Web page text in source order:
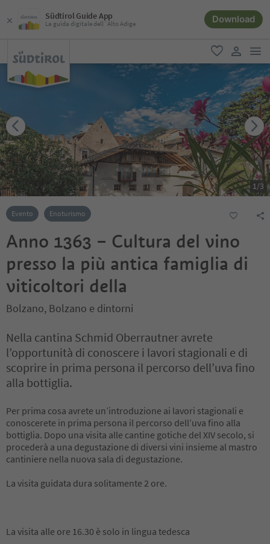
Südtirol Guide App
La guida digitale dell´Alto Adige Download
favoriti
user link
1/3
Evento Enoturismo
Anno 1363 – Cultura del vino
presso la più antica famiglia di
viticoltori della
Bolzano, Bolzano e dintorni
Nella cantina Schmid Oberrautner avrete
l’opportunità di conoscere i lavori stagionali e di
scoprire in prima persona il percorso dell’uva fino
alla bottiglia.
Per prima cosa avrete un’introduzione ai lavori stagionali e
conoscerete in prima persona il percorso dell’uva fino alla
bottiglia. Dopo una visita alle cantine gotiche del XIV secolo, si
procederà a una degustazione di diversi vini insieme al mastro
cantiniere nella nuova sala di degustazione.
La visita guidata dura solitamente 2 ore.
La visita alle ore 16.30 è solo in lingua tedesca